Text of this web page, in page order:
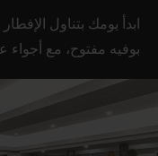
ابدأ يومك بتناول
بوفيه مفتوح، مع